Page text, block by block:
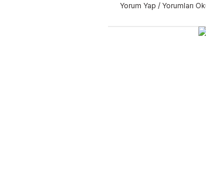
Yorum Yap / Yorumları